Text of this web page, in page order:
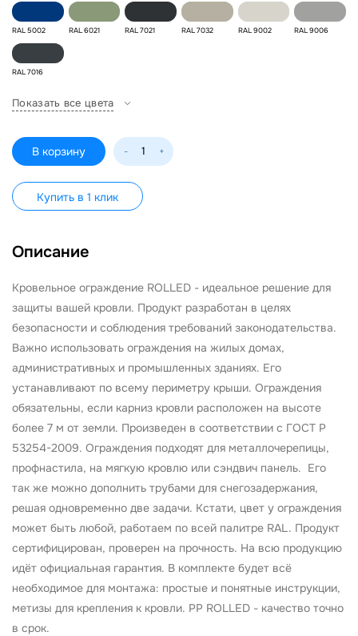
RAL 5002 RAL 6021 RAL 7021 RAL 7032 RAL 9002 RAL 9006
RAL 7016
Показать все цвета
В корзину - +
Купить в 1 клик
Описание
Кровельное ограждение ROLLED - идеальное решение для
защиты вашей кровли. Продукт разработан в целях
безопасности и соблюдения требований законодательства.
Важно использовать ограждения на жилых домах,
административных и промышленных зданиях. Его
устанавливают по всему периметру крыши. Ограждения
обязательны, если карниз кровли расположен на высоте
более 7 м от земли. Произведен в соответствии с ГОСТ Р
53254-2009. Ограждения подходят для металлочерепицы,
профнастила, на мягкую кровлю или сэндвич панель. Его
так же можно дополнить трубами для снегозадержания,
решая одновременно две задачи. Кстати, цвет у ограждения
может быть любой, работаем по всей палитре RAL. Продукт
сертифицирован, проверен на прочность. На всю продукцию
идёт официальная гарантия. В комплекте будет всё
необходимое для монтажа: простые и понятные инструкции,
метизы для крепления к кровли. PP ROLLED - качество точно
в срок.